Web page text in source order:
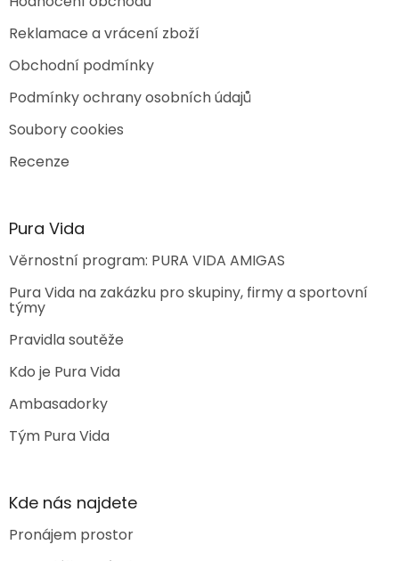
Reklamace a vrácení zboží
Obchodní podmínky
Podmínky ochrany osobních údajů
Soubory cookies
Recenze
Pura Vida
Věrnostní program: PURA VIDA AMIGAS
Pura Vida na zakázku pro skupiny, firmy a sportovní
týmy
Pravidla soutěže
Kdo je Pura Vida
Ambasadorky
Tým Pura Vida
Kde nás najdete
Pronájem prostor